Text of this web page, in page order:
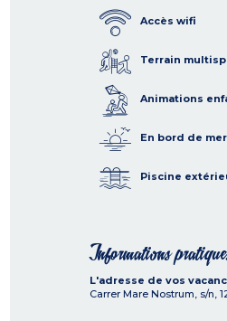
Accès wifi
Terrain
Animations
En bord de mer
Piscine
Informations
L'adresse de vos
Carrer Mare Nostrum, s/n,